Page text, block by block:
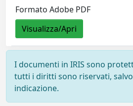
Formato Adobe PDF
Visualizza/Apri
I documenti in IRIS sono
tutti i diritti sono riservati,
indicazione.